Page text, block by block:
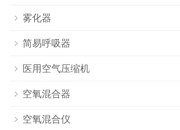
雾化器
简易呼吸器
医用空气压缩机
空氧混合器
空氧混合仪